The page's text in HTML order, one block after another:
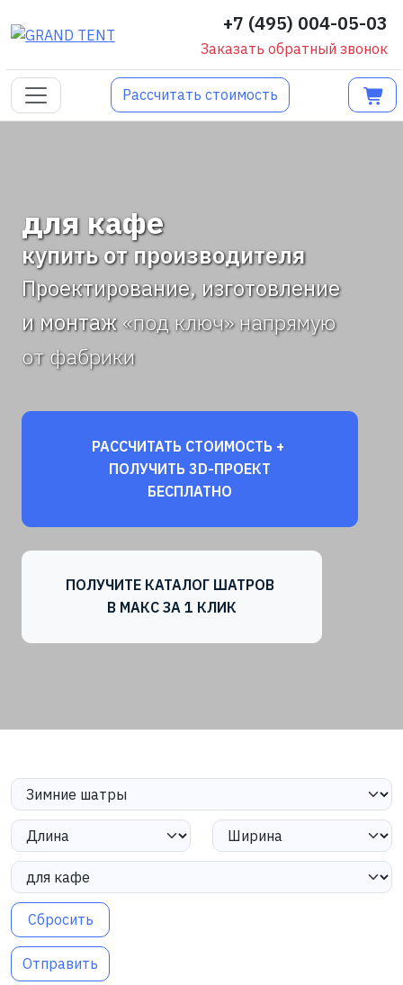
+7 (495) 004-05-03
Заказать обратный звонок
Рассчитать стоимость
для кафе
купить от производителя
Проектирование, изготовление
и монтаж«под ключ» напрямую
от фабрики
РАССЧИТАТЬ СТОИМОСТЬ +
ПОЛУЧИТЬ 3D-ПРОЕКТ
БЕСПЛАТНО
ПОЛУЧИТЕ КАТАЛОГ ШАТРОВ
В МАКС ЗА 1 КЛИК
Сбросить
Отправить